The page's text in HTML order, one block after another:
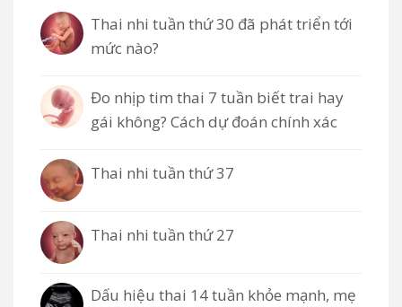
Thai nhi tuần thứ 30 đã phát triển tới
mức nào?
Đo nhịp tim thai 7 tuần biết trai hay
gái không? Cách dự đoán chính xác
Thai nhi tuần thứ 37
Thai nhi tuần thứ 27
Dấu hiệu thai 14 tuần khỏe mạnh, mẹ